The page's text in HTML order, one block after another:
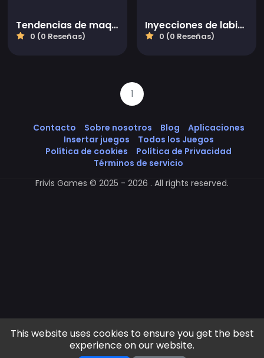
Tendencias de maquillaje de Halloween
0 (0 Reseñas)
Inyecciones de labios de hada
0 (0 Reseñas)
1
Contacto Sobre nosotros Blog
Aplicaciones
Insertar juegos
Todos los Juegos
Política de cookies
Política de Privacidad
Términos de servicio
Frivls Games © 2025 - 2026 . All rights reserved.
This website uses cookies to ensure you get the best
experience on our website.